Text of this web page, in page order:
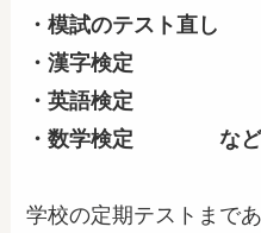
・模試のテスト直し
・漢字検定
・英語検定
・数学検定 な
学校の定期テストまで